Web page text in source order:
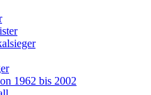
1962 bis 2002